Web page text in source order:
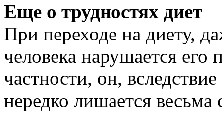
Еще о трудностях диет
При переходе на диету,
человека нарушается
частности, он,
нередко лишается